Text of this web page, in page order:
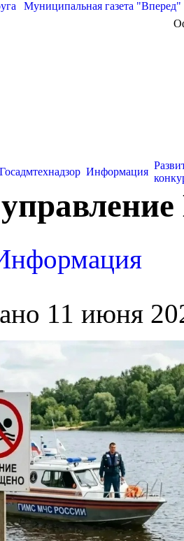
Муниципальная газета "Вперед"
Госадмтехнадзор Информация
11 июня